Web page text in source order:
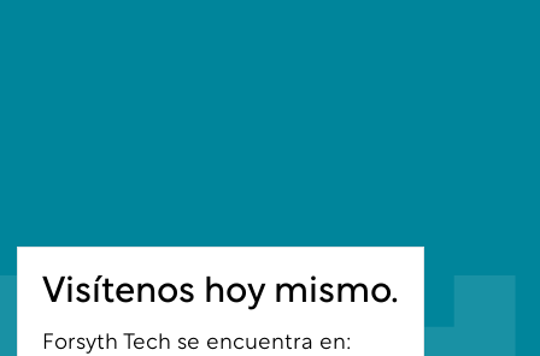
Visítenos hoy mismo.
Forsyth Tech se encuentra en: